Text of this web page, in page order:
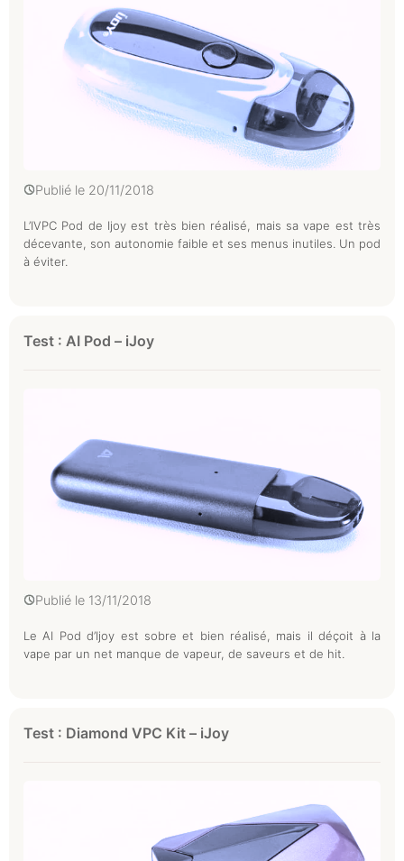
Publié le 20/11/2018
L’IVPC Pod de Ijoy est très bien réalisé, mais sa vape est très
décevante, son autonomie faible et ses menus inutiles. Un pod
à éviter.
Test : AI Pod – iJoy
Publié le 13/11/2018
Le AI Pod d’Ijoy est sobre et bien réalisé, mais il déçoit à la
vape par un net manque de vapeur, de saveurs et de hit.
Test : Diamond VPC Kit – iJoy